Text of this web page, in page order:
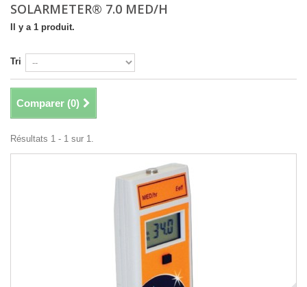
SOLARMETER® 7.0 MED/H
Il y a 1 produit.
Tri
Comparer (0)
Résultats 1 - 1 sur 1.